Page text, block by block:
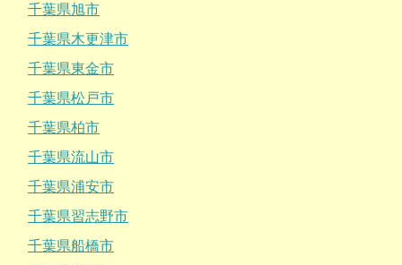
千葉県旭市
千葉県木更津市
千葉県東金市
千葉県松戸市
千葉県柏市
千葉県流山市
千葉県浦安市
千葉県習志野市
千葉県船橋市